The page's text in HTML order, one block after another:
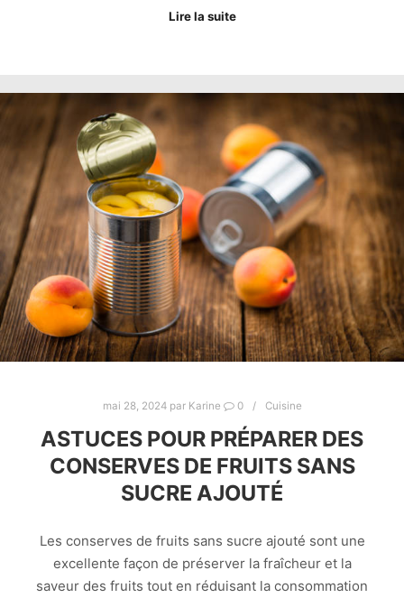
Lire la suite
mai 28, 2024par Karine 0 Cuisine
ASTUCES POUR PRÉPARER DES
CONSERVES DE FRUITS SANS
SUCRE AJOUTÉ
Les conserves de fruits sans sucre ajouté sont une
excellente façon de préserver la fraîcheur et la
saveur des fruits tout en réduisant la consommation